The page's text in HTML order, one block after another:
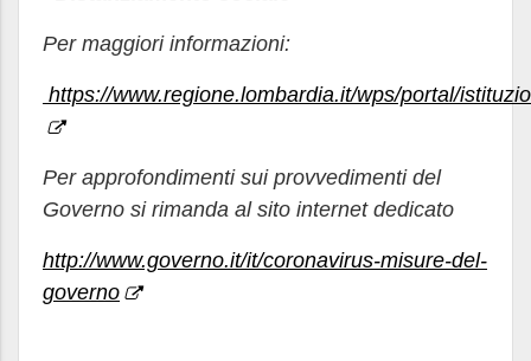
Per maggiori informazioni:
https://www.regione.lombardia.it/wps/portal/
Per approfondimenti sui provvedimenti del
Governo si rimanda al sito internet dedicato
http://www.governo.it/it/coronavirus-misure-del-
governo